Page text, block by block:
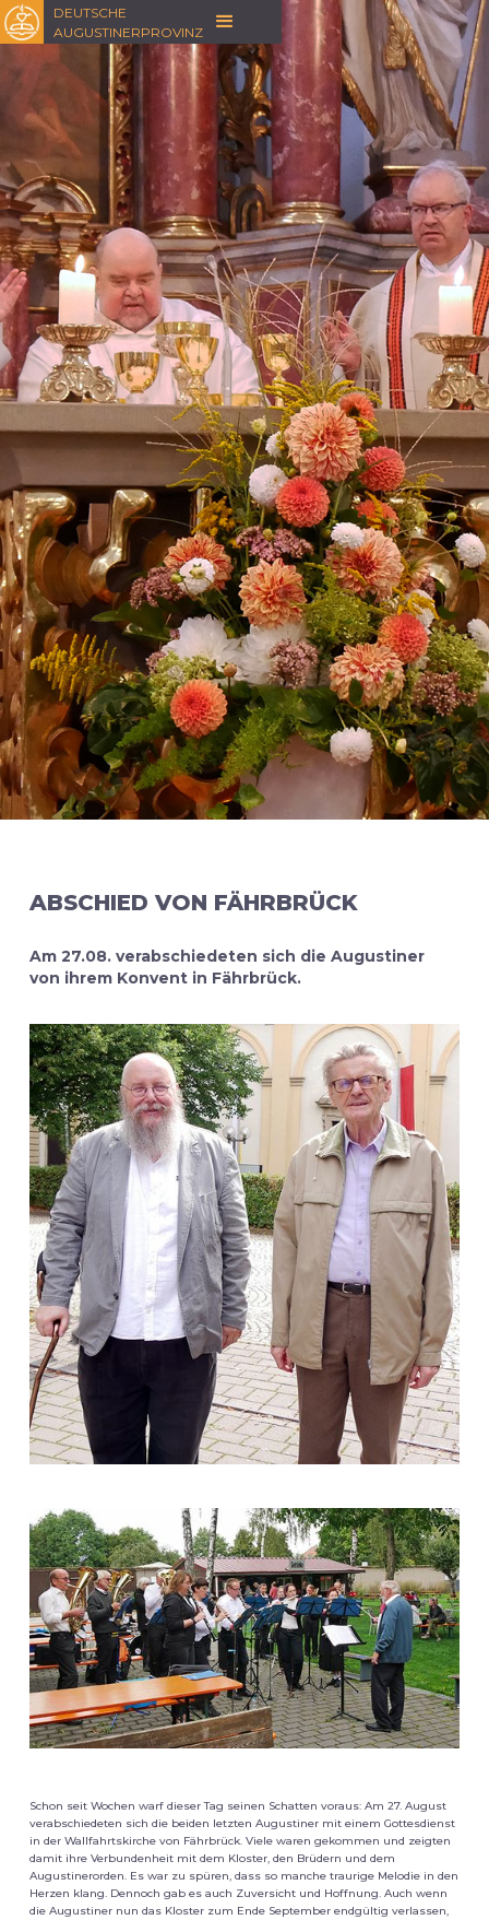
DEUTSCHE
AUGUSTINERPROVINZ
ABSCHIED VON FÄHRBRÜCK
Am 27.08. verabschiedeten sich die Augustiner
von ihrem Konvent in Fährbrück.
Schon seit Wochen warf dieser Tag seinen Schatten voraus: Am 27. August
verabschiedeten sich die beiden letzten Augustiner mit einem Gottesdienst
in der Wallfahrtskirche von Fährbrück. Viele waren gekommen und zeigten
damit ihre Verbundenheit mit dem Kloster, den Brüdern und dem
Augustinerorden. Es war zu spüren, dass so manche traurige Melodie in den
Herzen klang. Dennoch gab es auch Zuversicht und Hoffnung. Auch wenn
die Augustiner nun das Kloster zum Ende September endgültig verlassen,